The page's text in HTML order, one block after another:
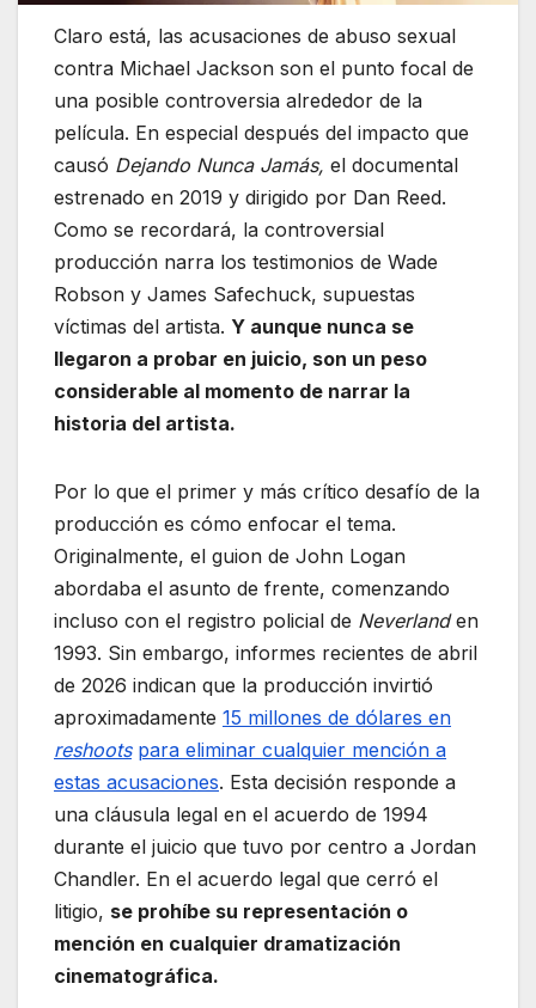
Claro está, las acusaciones de abuso sexual
contra Michael Jackson son el punto focal de
una posible controversia alrededor de la
película. En especial después del impacto que
causó Dejando Nunca Jamás, el documental
estrenado en 2019 y dirigido por Dan Reed.
Como se recordará, la controversial
producción narra los testimonios de Wade
Robson y James Safechuck, supuestas
víctimas del artista. Y aunque nunca se
llegaron a probar en juicio, son un peso
considerable al momento de narrar la
historia del artista.
Por lo que el primer y más crítico desafío de la
producción es cómo enfocar el tema.
Originalmente, el guion de John Logan
abordaba el asunto de frente, comenzando
incluso con el registro policial de Neverlanden
1993. Sin embargo, informes recientes de abril
de 2026 indican que la producción invirtió
aproximadamente 15 millones de dólares en
reshoots para eliminar cualquier mención a
estas acusaciones. Esta decisión responde a
una cláusula legal en el acuerdo de 1994
durante el juicio que tuvo por centro a Jordan
Chandler. En el acuerdo legal que cerró el
litigio, se prohíbe su representación o
mención en cualquier dramatización
cinematográfica.